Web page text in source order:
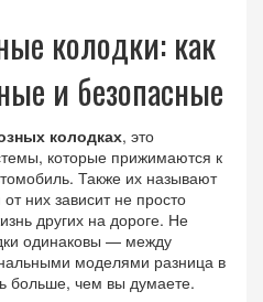
колодки: как
и безопасные
колодках, это
которые прижимаются к
. Также их называют
от них зависит не просто
других на дороге. Не
одинаковы — между
моделями разница в
больше, чем вы думаете.